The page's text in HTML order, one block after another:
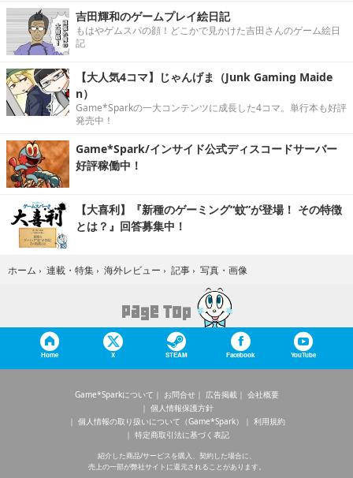
吉田輝和のゲームプレイ絵日記
もはやゲムスパの顔！どこかで見かけた吉田さんのゲーム絵日
記
【大人気4コマ】じゃんげま（Junk Gaming Maide
n）
Game*Sparkの一大コンテンツに成長した4コマ。単行本も好評
発売中！
Game*Spark/インサイド公式ディスコードサーバー
好評稼働中！
【大喜利】『新種のゲーミング“蚊”が登場！ その特徴
とは？』回答募集中！
ホーム › 連載・特集 › 海外レビュー › 記事 › 写真・画像
Home X STEAM Facebook YouTube
Game*Sparkについて お問合せ 広告掲載
会社概要
個人情報保護方針
個人情報の取り扱いについて（Game*Spark）
利用規約
特定商取引法に基づく表記
紹介した商品/サービスを購入、契約した場合に、
売上の一部が弊社サイトに還元されることがあります。